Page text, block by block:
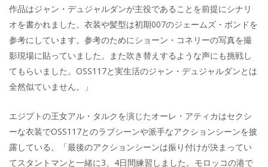
作品はジャン・デュジャルダンが主役であることを前提にシナリ
オを書かれました。衣装や髪型は初期007のジェームズ・ボンドを
参考にしています。参考のためにショーン・コネリーの写真を撮
影現場に貼っていました。また吹き替えするような声にも挑戦し
てもらいました。OSS117と実生活のジャン・デュジャルダンとは
全然似ていません。」
エジプトの王女アル・タルクを演じたオーレ・アティカはセクシ
ーな衣装でOSS117とのラブシーンや派手なアクションシーンを披
露している。「最後のアクションシーンは振り付けが決まってい
てスタントマンと一緒に3、4日間練習しました。モロッコの港で